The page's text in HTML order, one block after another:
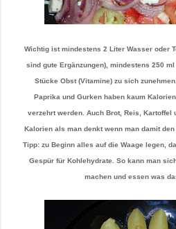
Wichtig ist mindestens 2 Liter Wasser oder
sind gute Ergänzungen), mindestens 250
Stücke Obst (Vitamine) zu sich
Paprika und Gurken haben kaum
verzehrt werden. Auch Brot, Reis, Kartoffel
Kalorien als man denkt wenn man damit
Tipp: zu Beginn alles auf die Waage legen,
Gespür für Kohlehydrate. So kann man
machen und essen was